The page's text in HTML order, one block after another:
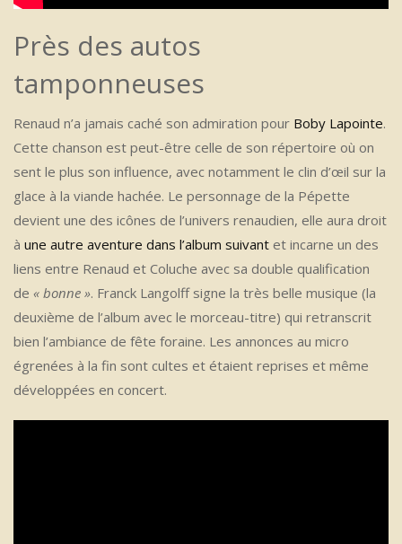
Près des autos
tamponneuses
Renaud n’a jamais caché son admiration pour Boby Lapointe.
Cette chanson est peut-être celle de son répertoire où on
sent le plus son influence, avec notamment le clin d’œil sur la
glace à la viande hachée. Le personnage de la Pépette
devient une des icônes de l’univers renaudien, elle aura droit
à une autre aventure dans l’album suivant et incarne un des
liens entre Renaud et Coluche avec sa double qualification
de « bonne ». Franck Langolff signe la très belle musique (la
deuxième de l’album avec le morceau-titre) qui retranscrit
bien l’ambiance de fête foraine. Les annonces au micro
égrenées à la fin sont cultes et étaient reprises et même
développées en concert.